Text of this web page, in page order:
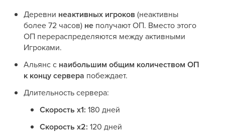
Деревни неактивных игроков (неактивны
более 72 часов) не получают ОП. Вместо этого
ОП перераспределяются между активными
Игроками.
Альянс с наибольшим общим количеством ОП
к концу сервера побеждает.
Длительность сервера:
Скорость x1: 180 дней
Скорость x2: 120 дней